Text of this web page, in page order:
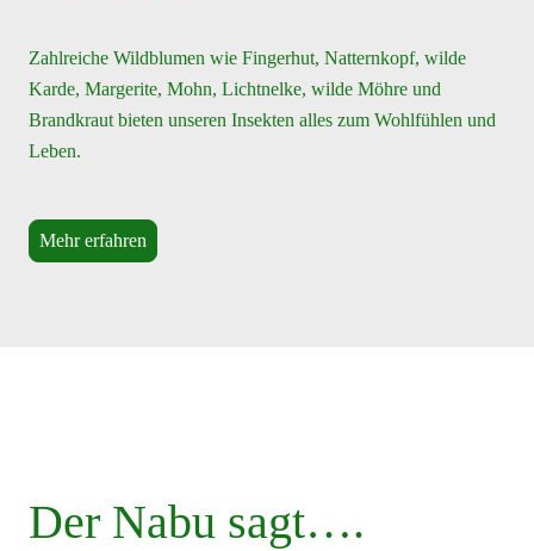
Zahlreiche Wildblumen wie Fingerhut, Natternkopf, wilde
Karde, Margerite, Mohn, Lichtnelke, wilde Möhre und
Brandkraut bieten unseren Insekten alles zum Wohlfühlen und
Leben.
Mehr erfahren
Der Nabu sagt….